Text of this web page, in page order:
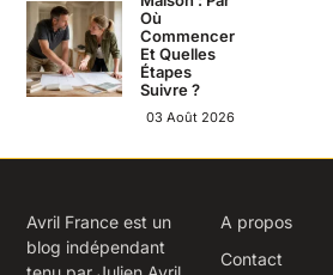
Où
Commencer
Et Quelles
Étapes
Suivre ?
03 Août 2026
Avril France est un
blog indépendant
A propos
Contact